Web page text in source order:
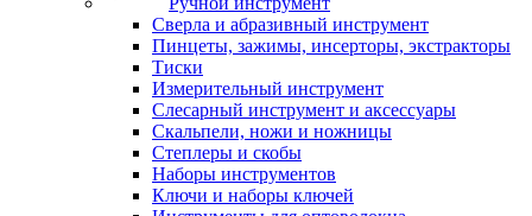
Сверла и абразивный инструмент
Пинцеты, зажимы, инсерторы, экстракторы
Тиски
Измерительный инструмент
Слесарный инструмент и аксессуары
Скальпели, ножи и ножницы
Степлеры и скобы
Наборы инструментов
Ключи и наборы ключей